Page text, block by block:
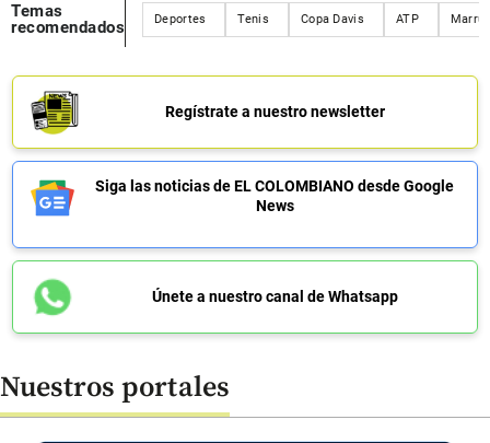
Temas
recomendados
Deportes Tenis Copa Davis ATP
Regístrate a nuestro newsletter
Siga las noticias de EL COLOMBIANO desde Google
News
Únete a nuestro canal de Whatsapp
Nuestros portales